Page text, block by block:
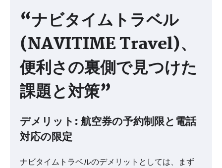
“ナビタイムトラベル
(NAVITIME Travel)、
便利さの裏側で見つけた
課題と対策”
デメリット: 航空券の予約制限と電話
対応の限定
ナビタイムトラベルのデメリットとしては、まず